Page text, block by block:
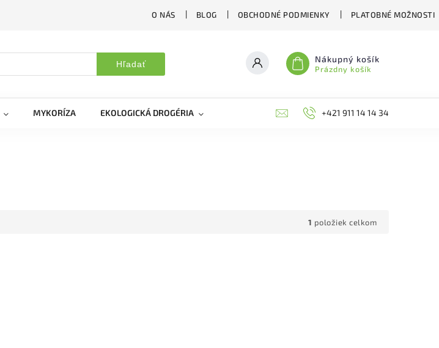
O NÁS BLOG OBCHODNÉ PODMIENKY PLATOBNÉ MOŽNOSTI
Hľadať Nákupný košík
Prázdny košík
MYKORÍZA EKOLOGICKÁ DROGÉRIA VČELIE LIEČIVÁ BIOAGENS PLAŠIČE A
+421 911 14 14 34
1 položiek celkom